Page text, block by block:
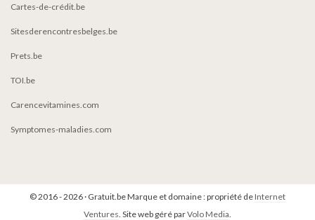
Cartes-de-crédit.be
Sitesderencontresbelges.be
Prets.be
TOI.be
Carencevitamines.com
Symptomes-maladies.com
© 2016 - 2026 · Gratuit.be Marque et domaine : propriété de Internet
Ventures . Site web géré parVolo Media